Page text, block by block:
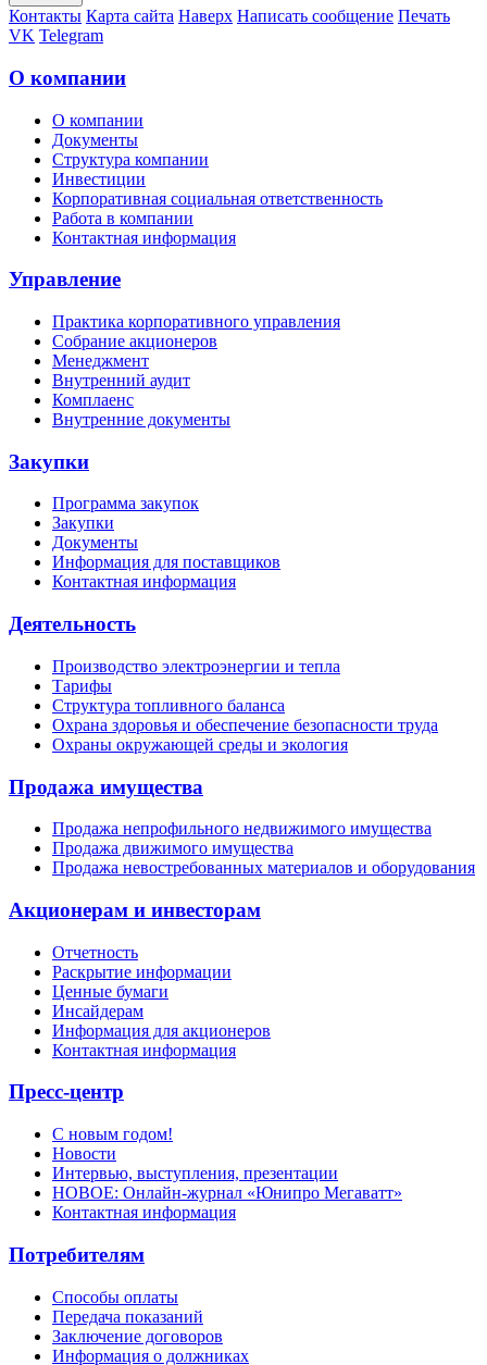
Контакты Карта сайта Наверх Написать сообщение Печать
VK Telegram
О компании
О компании
Документы
Структура компании
Инвестиции
Корпоративная социальная ответственность
Работа в компании
Контактная информация
Управление
Практика корпоративного управления
Собрание акционеров
Менеджмент
Внутренний аудит
Комплаенс
Внутренние документы
Закупки
Программа закупок
Закупки
Документы
Информация для поставщиков
Контактная информация
Деятельность
Производство электроэнергии и тепла
Тарифы
Структура топливного баланса
Охрана здоровья и обеспечение безопасности труда
Охраны окружающей среды и экология
Продажа имущества
Продажа непрофильного недвижимого имущества
Продажа движимого имущества
Продажа невостребованных материалов и оборудования
Акционерам и инвесторам
Отчетность
Раскрытие информации
Ценные бумаги
Инсайдерам
Информация для акционеров
Контактная информация
Пресс-центр
С новым годом!
Новости
Интервью, выступления, презентации
НОВОЕ: Онлайн-журнал «Юнипро Мегаватт»
Контактная информация
Потребителям
Способы оплаты
Передача показаний
Заключение договоров
Информация о должниках